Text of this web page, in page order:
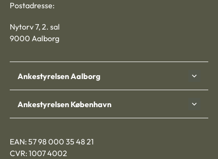
Postadresse:
Nytorv 7, 2. sal
9000 Aalborg
Ankestyrelsen Aalborg
Ankestyrelsen København
EAN: 57 98 000 35 48 21
CVR: 1007 4002